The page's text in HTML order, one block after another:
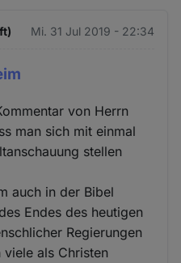
Mi. 31 Jul 2019 - 22:34
von Herrn
man sich mit einmal
stellen
auch in der Bibel
Endes des heutigen
Regierungen
viele als Christen